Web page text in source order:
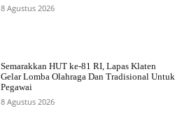
8 Agustus 2026
Semarakkan HUT ke-81 RI, Lapas Klaten
Gelar Lomba Olahraga Dan Tradisional Untuk
Pegawai
8 Agustus 2026